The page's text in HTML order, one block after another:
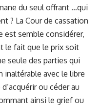
du seul offrant …qui
? La Cour de cassation
est semble considérer,
le fait que le prix soit
seule des parties qui
inaltérable avec le libre
ou céder au
ainsi le grief ou